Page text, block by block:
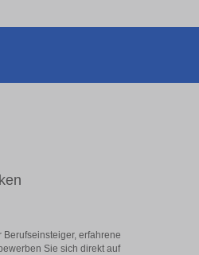
erfahrene
Sie sich direkt auf